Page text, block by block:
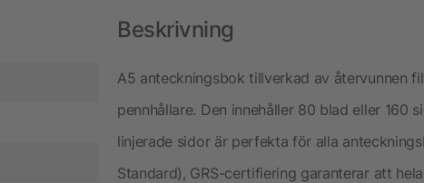
Beskrivning
A5 anteckningsbok tillverkad av återvunnen
pennhållare. Den innehåller 80 blad eller 160
linjerade sidor är perfekta för alla
Standard), GRS-certifiering garanterar att